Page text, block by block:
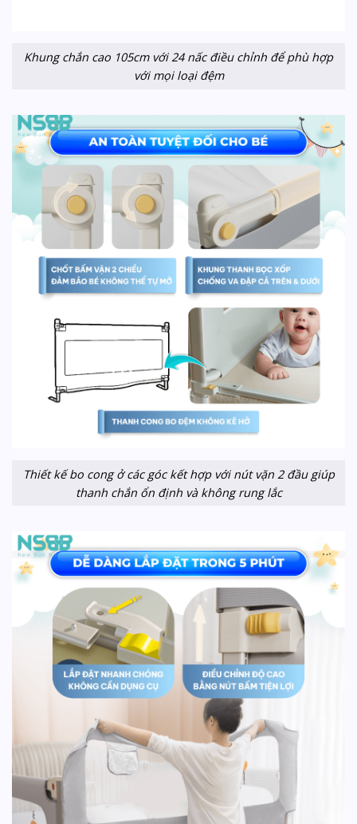
Khung chắn cao 105cm với 24 nấc điều chỉnh để phù hợp
với mọi loại đệm
Thiết kế bo cong ở các góc kết hợp với nút vặn 2 đầu giúp
thanh chắn ổn định và không rung lắc